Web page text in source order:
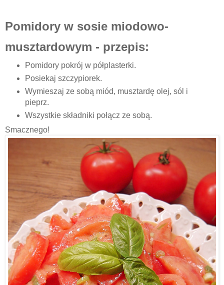
Pomidory w sosie miodowo-
musztardowym - przepis:
Pomidory pokrój w półplasterki.
Posiekaj szczypiorek.
Wymieszaj ze sobą miód, musztardę olej, sól i
pieprz.
Wszystkie składniki połącz ze sobą.
Smacznego!